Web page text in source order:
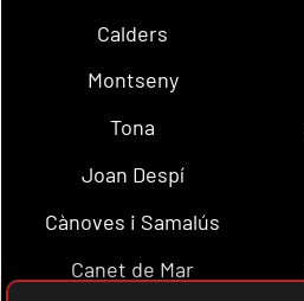
Calders
Montseny
Tona
Joan Despí
Cànoves i Samalús
Canet de Mar